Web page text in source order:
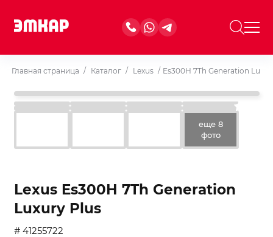
Главная страница / Каталог / Lexus / Es300H 7Th Generation
еще 8
фото
Lexus Es300H 7Th Generation
Luxury Plus
# 41255722